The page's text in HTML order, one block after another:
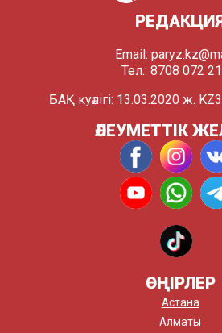
Email:
Тел.: 8708 072
БАҚ куәлігі: 13.03.2020 ж.
ӘЛЕУМЕТТІК
ӨҢІРЛЕР
Астана
Алматы